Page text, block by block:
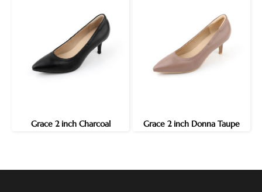
Grace 2 inch Charcoal Grace 2 inch Donna Taupe